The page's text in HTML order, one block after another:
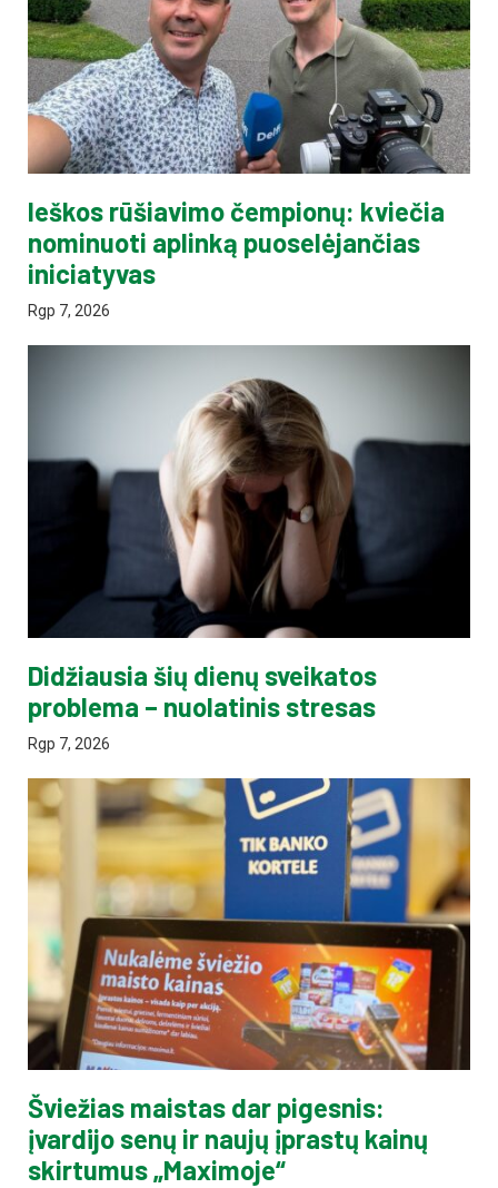
Ieškos rūšiavimo čempionų: kviečia
nominuoti aplinką puoselėjančias
iniciatyvas
Rgp 7, 2026
Didžiausia šių dienų sveikatos
problema – nuolatinis stresas
Rgp 7, 2026
Šviežias maistas dar pigesnis:
įvardijo senų ir naujų įprastų kainų
skirtumus „Maximoje“